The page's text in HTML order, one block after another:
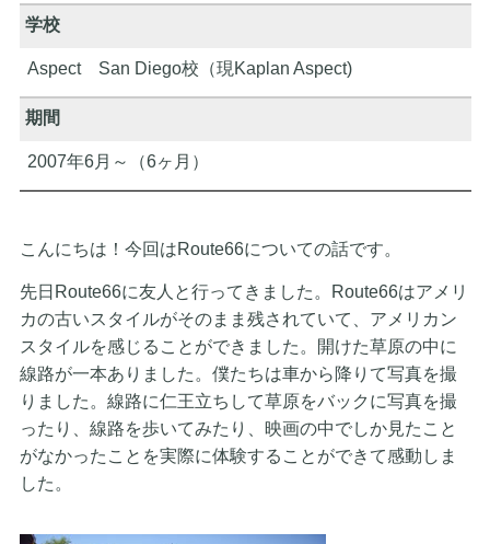
学校
Aspect San Diego校（現Kaplan Aspect)
期間
2007年6月～（6ヶ月）
こんにちは！今回はRoute66についての話です。
先日Route66に友人と行ってきました。Route66はアメリ
カの古いスタイルがそのまま残されていて、アメリカン
スタイルを感じることができました。開けた草原の中に
線路が一本ありました。僕たちは車から降りて写真を撮
りました。線路に仁王立ちして草原をバックに写真を撮
ったり、線路を歩いてみたり、映画の中でしか見たこと
がなかったことを実際に体験することができて感動しま
した。